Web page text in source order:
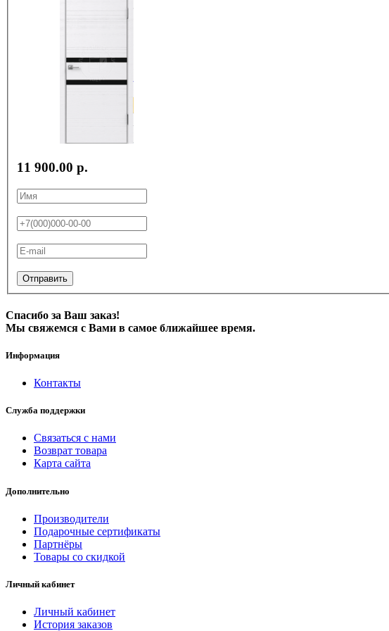
11 900.00 р.
Отправить
Спасибо за Ваш заказ!
Мы свяжемся с Вами в самое ближайшее время.
Информация
Контакты
Служба поддержки
Связаться с нами
Возврат товара
Карта сайта
Дополнительно
Производители
Подарочные сертификаты
Партнёры
Товары со скидкой
Личный кабинет
Личный кабинет
История заказов